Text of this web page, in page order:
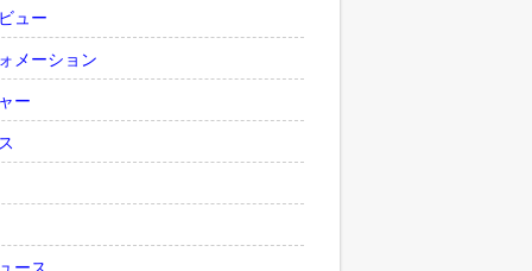
ュー
メーション
ー
ース